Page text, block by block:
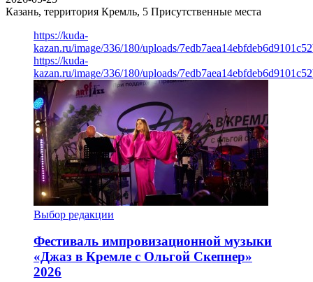
Казань, территория Кремль, 5 Присутственные места
https://kuda-
kazan.ru/image/336/180/uploads/
https://kuda-
kazan.ru/image/336/180/uploads/
Выбор редакции
Фестиваль импровизационной музыки
«Джаз в Кремле с Ольгой Скепнер»
2026